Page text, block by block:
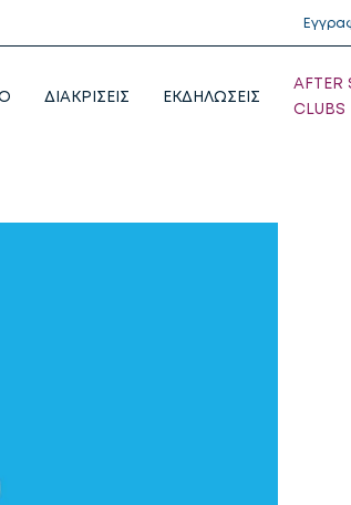
ΔΙΑΚΡΙΣΕΙΣ ΕΚΔΗΛΩΣΕΙΣ
AFTER
CLUBS